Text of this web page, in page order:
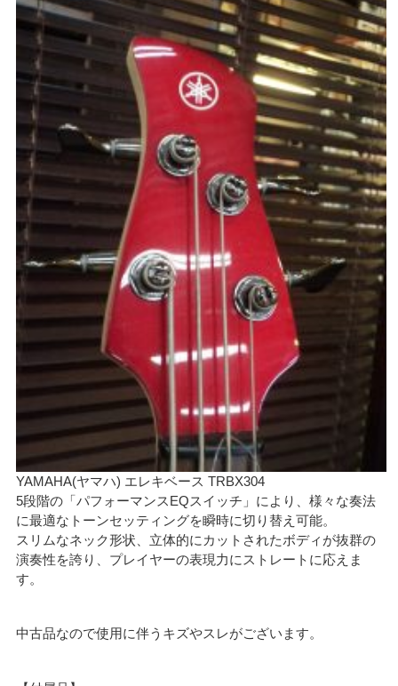
YAMAHA(ヤマハ) エレキベース TRBX304
5段階の「パフォーマンスEQスイッチ」により、様々な奏法
に最適なトーンセッティングを瞬時に切り替え可能。
スリムなネック形状、立体的にカットされたボディが抜群の
演奏性を誇り、プレイヤーの表現力にストレートに応えま
す。
中古品なので使用に伴うキズやスレがございます。